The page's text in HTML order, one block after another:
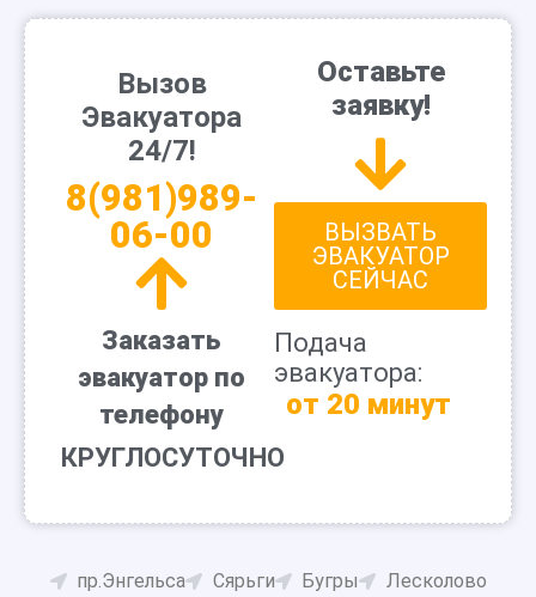
Вызов
Эвакуатора
24/7!
8(981)989-
06-00
Заказать
эвакуатор по
телефону
КРУГЛОСУТОЧНО
Оставьте
заявку!
ВЫЗВАТЬ
ЭВАКУАТОР
СЕЙЧАС
Подача
эвакуатора:
от 20 минут
пр.Энгельса Сярьги Бугры Лесколово